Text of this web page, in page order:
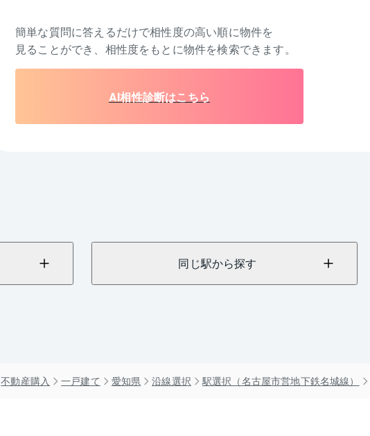
簡単な質問に答えるだけで相性度の高い順に物件を
見ることができ、相性度をもとに物件を検索できます。
AI相性診断はこちら
同じ駅から探す
不動産購入 一戸建て 愛知県 沿線選択 駅選択（名古屋市営地下鉄名城線）